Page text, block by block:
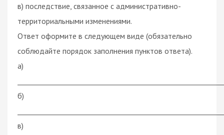
в) последствие, связанное с административно-
территориальными изменениями.
Ответ оформите в следующем виде (обязательно
соблюдайте порядок заполнения пунктов ответа).
а)
б)
в)